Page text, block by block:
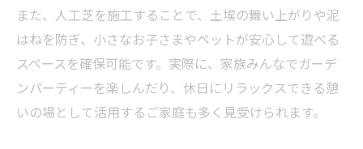
コツ
人工芝外構工事で気を付けたい排水性のポ
イント
長く安心できる人工芝外構工事の選び方
外構工事で長持ちする人工芝選びの基準と
また、人工芝を施工することで、土埃の舞い上がりや泥
はねを防ぎ、小さなお子さまやペットが安心して遊べる
スペースを確保可能です。実際に、家族みんなでガーデ
ンパーティーを楽しんだり、休日にリラックスできる憩
いの場として活用するご家庭も多く見受けられます。